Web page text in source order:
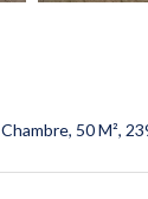
50 M²,